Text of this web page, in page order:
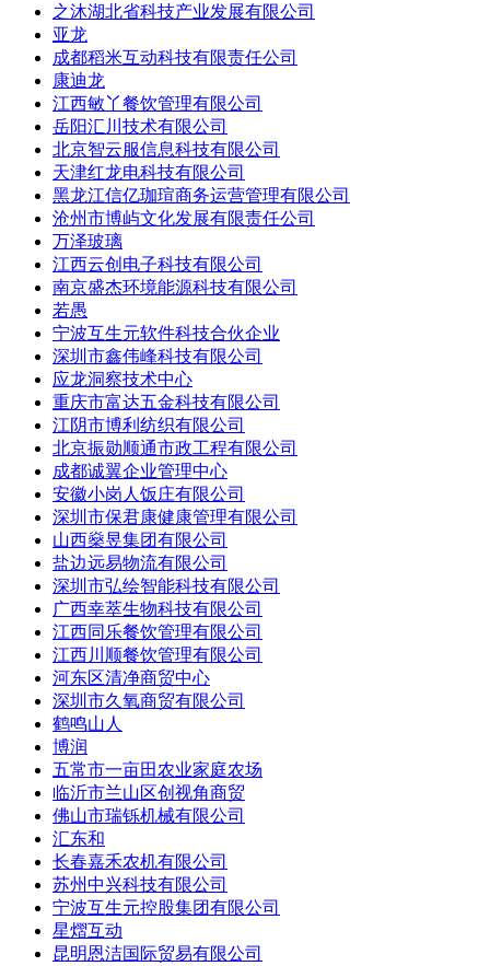
之沐湖北省科技产业发展有限公司
亚龙
成都稻米互动科技有限责任公司
康迪龙
江西敏丫餐饮管理有限公司
岳阳汇川技术有限公司
北京智云服信息科技有限公司
天津红龙电科技有限公司
黑龙江信亿珈瑄商务运营管理有限公司
沧州市博屿文化发展有限责任公司
万泽玻璃
江西云创电子科技有限公司
南京盛杰环境能源科技有限公司
若愚
宁波互生元软件科技合伙企业
深圳市鑫伟峰科技有限公司
应龙洞察技术中心
重庆市富达五金科技有限公司
江阴市博利纺织有限公司
北京振勋顺通市政工程有限公司
成都诚翼企业管理中心
安徽小岗人饭庄有限公司
深圳市保君康健康管理有限公司
山西燊昱集团有限公司
盐边远易物流有限公司
深圳市弘绘智能科技有限公司
广西幸萃生物科技有限公司
江西同乐餐饮管理有限公司
江西川顺餐饮管理有限公司
河东区清净商贸中心
深圳市久氧商贸有限公司
鹤鸣山人
博润
五常市一亩田农业家庭农场
临沂市兰山区创视角商贸
佛山市瑞铄机械有限公司
汇东和
长春嘉禾农机有限公司
苏州中兴科技有限公司
宁波互生元控股集团有限公司
星熠互动
昆明恩洁国际贸易有限公司